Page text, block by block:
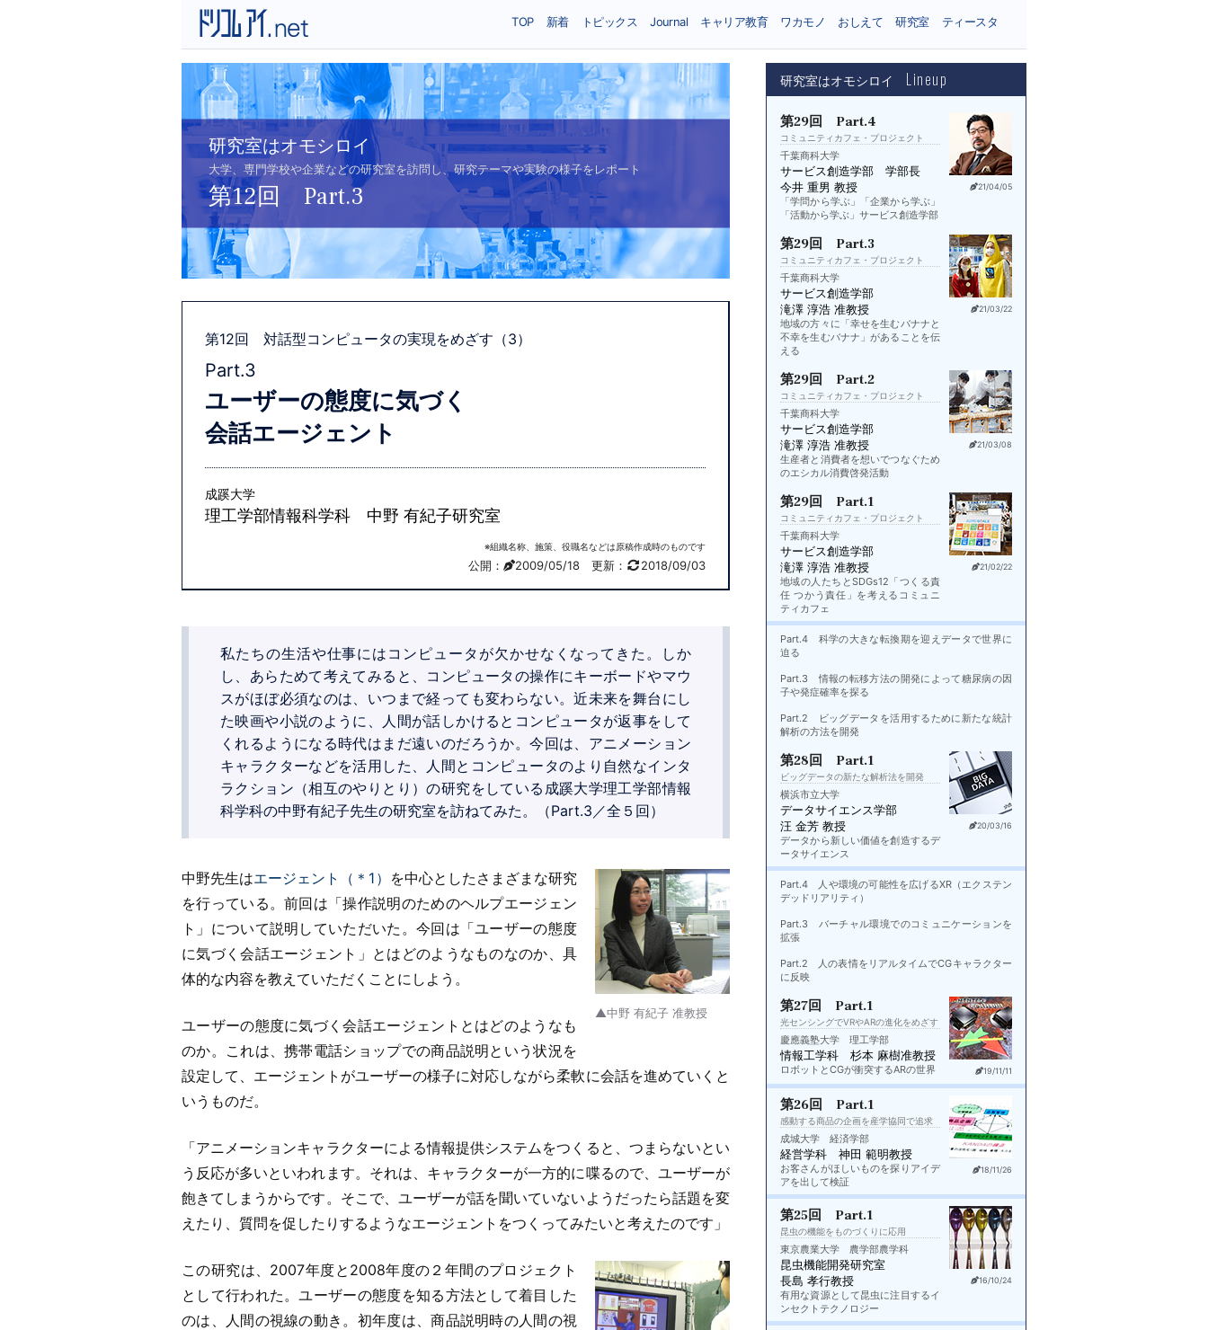
TOP 新着 トピックス Journal キャリア教育 ワカモノ おしえて 研究室 ティースタ
研究室はオモシロイ
大学、専門学校や企業などの研究室を訪問し、研究テーマや実験の様子をレポート
第12回 Part.3
第12回 対話型コンピュータの実現をめざす（3）
Part.3
ユーザーの態度に気づく
会話エージェント
成蹊大学
理工学部情報科学科 中野 有紀子研究室
※組織名称、施策、役職名などは原稿作成時のものです
公開： 2009/05/18更新： 2018/09/03
私たちの生活や仕事にはコンピュータが欠かせなくなってきた。しか
し、あらためて考えてみると、コンピュータの操作にキーボードやマウ
スがほぼ必須なのは、いつまで経っても変わらない。近未来を舞台にし
た映画や小説のように、人間が話しかけるとコンピュータが返事をして
くれるようになる時代はまだ遠いのだろうか。今回は、アニメーション
キャラクターなどを活用した、人間とコンピュータのより自然なインタ
ラクション（相互のやりとり）の研究をしている成蹊大学理工学部情報
科学科の中野有紀子先生の研究室を訪ねてみた。（Part.3／全５回）
▲中野 有紀子 准教授
中野先生はエージェント（＊1） を中心としたさまざまな研究
を行っている。前回は「操作説明のためのヘルプエージェン
ト」について説明していただいた。今回は「ユーザーの態度
に気づく会話エージェント」とはどのようなものなのか、具
体的な内容を教えていただくことにしよう。
ユーザーの態度に気づく会話エージェントとはどのようなも
のか。これは、携帯電話ショップでの商品説明という状況を
設定して、エージェントがユーザーの様子に対応しながら柔軟に会話を進めていくと
いうものだ。
「アニメーションキャラクターによる情報提供システムをつくると、つまらないとい
う反応が多いといわれます。それは、キャラクターが一方的に喋るので、ユーザーが
飽きてしまうからです。そこで、ユーザーが話を聞いていないようだったら話題を変
えたり、質問を促したりするようなエージェントをつくってみたいと考えたのです」
この研究は、2007年度と2008年度の２年間のプロジェクト
として行われた。ユーザーの態度を知る方法として着目した
のは、人間の視線の動き。初年度は、商品説明時の人間の視
研究室はオモシロイ Lineup
21/04/05
第29回 Part.4
コミュニティカフェ・プロジェクト
千葉商科大学
サービス創造学部 学部長
今井 重男 教授
「学問から学ぶ」「企業から学ぶ」
「活動から学ぶ」サービス創造学部
21/03/22
第29回 Part.3
コミュニティカフェ・プロジェクト
千葉商科大学
サービス創造学部
滝澤 淳浩 准教授
地域の方々に「幸せを生むバナナと
不幸を生むバナナ」があることを伝
える
21/03/08
第29回 Part.2
コミュニティカフェ・プロジェクト
千葉商科大学
サービス創造学部
滝澤 淳浩 准教授
生産者と消費者を想いでつなぐため
のエシカル消費啓発活動
21/02/22
第29回 Part.1
コミュニティカフェ・プロジェクト
千葉商科大学
サービス創造学部
滝澤 淳浩 准教授
地域の人たちとSDGs12「つくる責
任 つかう責任」を考えるコミュニ
ティカフェ
Part.4 科学の大きな転換期を迎えデータで世界に
迫る
Part.3 情報の転移方法の開発によって糖尿病の因
子や発症確率を探る
Part.2 ビッグデータを活用するために新たな統計
解析の方法を開発
20/03/16
第28回 Part.1
ビッグデータの新たな解析法を開発
横浜市立大学
データサイエンス学部
汪 金芳 教授
データから新しい価値を創造するデ
ータサイエンス
Part.4 人や環境の可能性を広げるXR（エクステン
デッドリアリティ）
Part.3 バーチャル環境でのコミュニケーションを
拡張
Part.2 人の表情をリアルタイムでCGキャラクター
に反映
19/11/11
第27回 Part.1
光センシングでVRやARの進化をめざす
慶應義塾大学 理工学部
情報工学科 杉本 麻樹准教授
ロボットとCGが衝突するARの世界
18/11/26
第26回 Part.1
感動する商品の企画を産学協同で追求
成城大学 経済学部
経営学科 神田 範明教授
お客さんがほしいものを探りアイデ
アを出して検証
16/10/24
第25回 Part.1
昆虫の機能をものづくりに応用
東京農業大学 農学部農学科
昆虫機能開発研究室
長島 孝行教授
有用な資源として昆虫に注目するイ
ンセクトテクノロジー